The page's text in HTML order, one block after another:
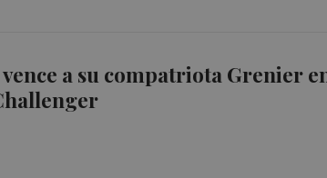
a su compatriota Grenier